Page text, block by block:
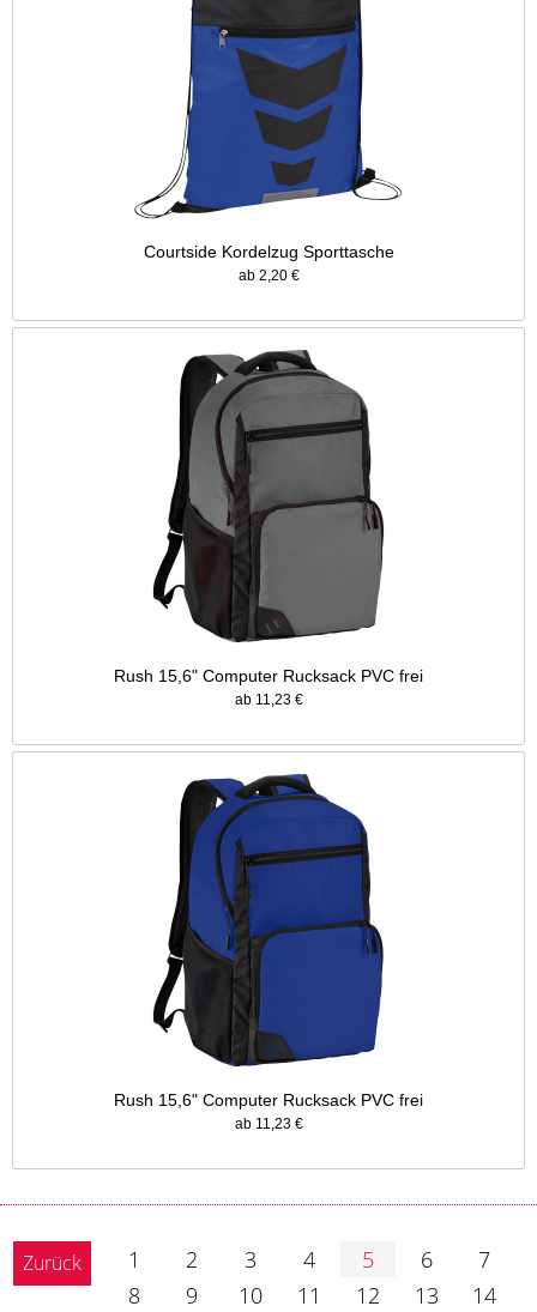
Courtside Kordelzug Sporttasche
ab 2,20 €
Rush 15,6" Computer Rucksack PVC frei
ab 11,23 €
Rush 15,6" Computer Rucksack PVC frei
ab 11,23 €
Zurück 1 2 3 4 5 6
7
8
9 10 11 12 13
14